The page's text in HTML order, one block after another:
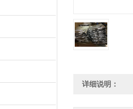
详细说明：